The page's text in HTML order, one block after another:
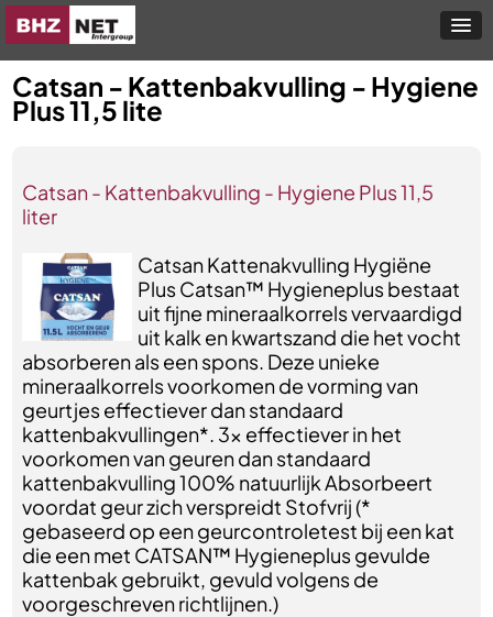
Catsan - Kattenbakvulling - Hygiene
Plus 11,5 lite
Catsan - Kattenbakvulling - Hygiene Plus 11,5
liter
Catsan Kattenakvulling Hygiëne
Plus Catsan™ Hygieneplus bestaat
uit fijne mineraalkorrels vervaardigd
uit kalk en kwartszand die het vocht
absorberen als een spons. Deze unieke
mineraalkorrels voorkomen de vorming van
geurtjes effectiever dan standaard
kattenbakvullingen*. 3x effectiever in het
voorkomen van geuren dan standaard
kattenbakvulling 100% natuurlijk Absorbeert
voordat geur zich verspreidt Stofvrij (*
gebaseerd op een geurcontroletest bij een kat
die een met CATSAN™ Hygieneplus gevulde
kattenbak gebruikt, gevuld volgens de
voorgeschreven richtlijnen.)